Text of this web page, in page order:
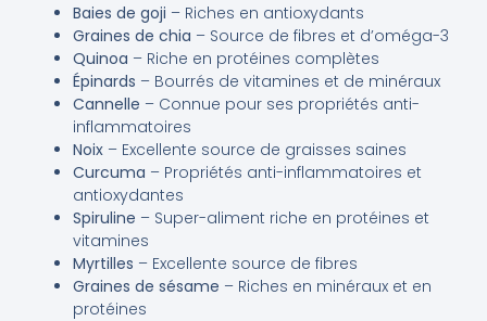
Baies de goji – Riches en antioxydants
Graines de chia – Source de fibres et d’oméga-3
Quinoa – Riche en protéines complètes
Épinards – Bourrés de vitamines et de minéraux
Cannelle – Connue pour ses propriétés anti-
inflammatoires
Noix– Excellente source de graisses saines
Curcuma – Propriétés anti-inflammatoires et
antioxydantes
Spiruline – Super-aliment riche en protéines et
vitamines
Myrtilles – Excellente source de fibres
Graines de sésame – Riches en minéraux et en
protéines